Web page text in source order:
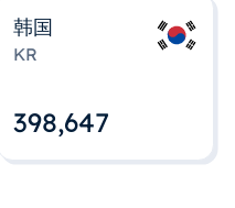
韩国
KR
398,648